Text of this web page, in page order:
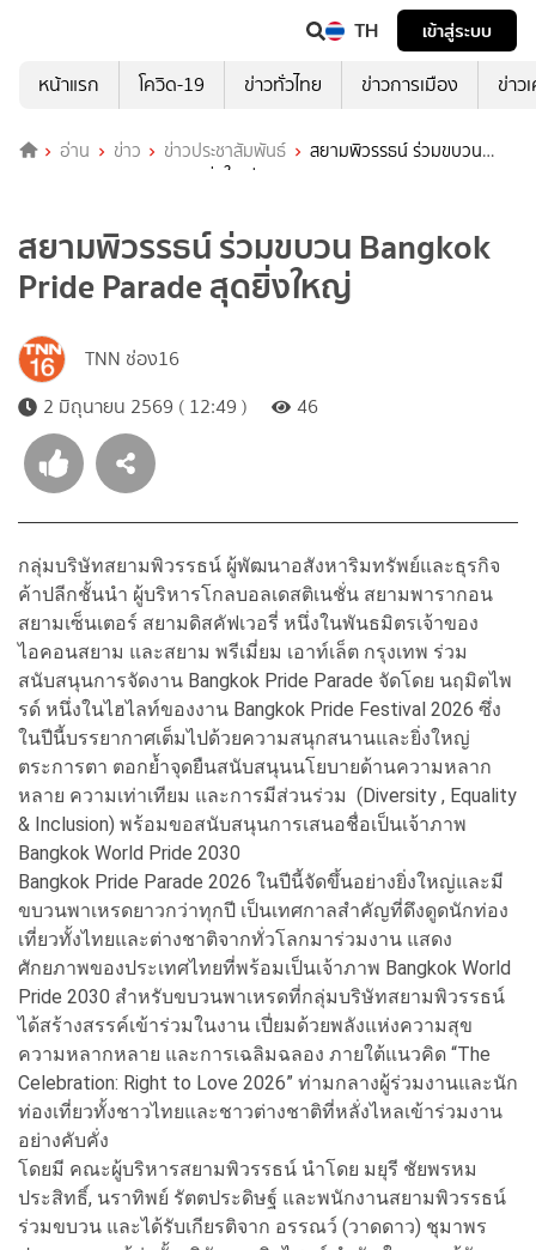
TH
เข้าสู่ระบบ
หน้าแรก
โควิด-19 ข่าวทั่วไทย ข่าวการเมือง ข่าว
อ่าน ข่าว ข่าวประชาสัมพันธ์
สยามพิวรรธน์ ร่วมขบวน
Bangkok Pride Parade สุดยิ่งใหญ่
สยามพิวรรธน์ ร่วมขบวน Bangkok
Pride Parade สุดยิ่งใหญ่
TNN ช่อง16
2 มิถุนายน 2569 ( 12:49 )
46
กลุ่มบริษัทสยามพิวรรธน์ ผู้พัฒนาอสังหาริมทรัพย์และธุรกิจ
ค้าปลีกชั้นนำ ผู้บริหารโกลบอลเดสติเนชั่น สยามพารากอน
สยามเซ็นเตอร์ สยามดิสคัฟเวอรี่ หนึ่งในพันธมิตรเจ้าของ
ไอคอนสยาม และสยาม พรีเมี่ยม เอาท์เล็ต กรุงเทพ ร่วม
สนับสนุนการจัดงาน Bangkok Pride Parade จัดโดย นฤมิตไพ
รด์ หนึ่งในไฮไลท์ของงาน Bangkok Pride Festival 2026 ซึ่ง
ในปีนี้บรรยากาศเต็มไปด้วยความสนุกสนานและยิ่งใหญ่
ตระการตา ตอกย้ำจุดยืนสนับสนุนนโยบายด้านความหลาก
หลาย ความเท่าเทียม และการมีส่วนร่วม (Diversity , Equality
& Inclusion) พร้อมขอสนับสนุนการเสนอชื่อเป็นเจ้าภาพ
Bangkok World Pride 2030
Bangkok Pride Parade 2026 ในปีนี้จัดขึ้นอย่างยิ่งใหญ่และมี
ขบวนพาเหรดยาวกว่าทุกปี เป็นเทศกาลสำคัญที่ดึงดูดนักท่อง
เที่ยวทั้งไทยและต่างชาติจากทั่วโลกมาร่วมงาน แสดง
ศักยภาพของประเทศไทยที่พร้อมเป็นเจ้าภาพ Bangkok World
Pride 2030 สำหรับขบวนพาเหรดที่กลุ่มบริษัทสยามพิวรรธน์
ได้สร้างสรรค์เข้าร่วมในงาน เปี่ยมด้วยพลังแห่งความสุข
ความหลากหลาย และการเฉลิมฉลอง ภายใต้แนวคิด “The
Celebration: Right to Love 2026” ท่ามกลางผู้ร่วมงานและนัก
ท่องเที่ยวทั้งชาวไทยและชาวต่างชาติที่หลั่งไหลเข้าร่วมงาน
อย่างคับคั่ง
โดยมี คณะผู้บริหารสยามพิวรรธน์ นำโดย มยุรี ชัยพรหม
ประสิทธิ์, นราทิพย์ รัตตประดิษฐ์ และพนักงานสยามพิวรรธน์
ร่วมขบวน และได้รับเกียรติจาก อรรณว์ (วาดดาว) ชุมาพร